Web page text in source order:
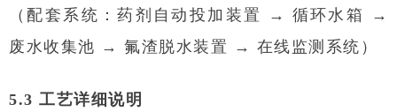
（配套系统：药剂自动投加装置 → 循环水箱 →
废水收集池 → 氟渣脱水装置 → 在线监测系统）
5.3 工艺详细说明